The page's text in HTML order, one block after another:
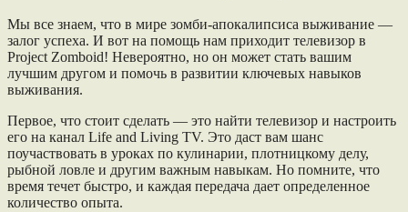
Мы все знаем, что в мире зомби-апокалипсиса выживание —
залог успеха. И вот на помощь нам приходит телевизор в
Project Zomboid! Невероятно, но он может стать вашим
лучшим другом и помочь в развитии ключевых навыков
выживания.
Первое, что стоит сделать — это найти телевизор и настроить
его на канал Life and Living TV. Это даст вам шанс
поучаствовать в уроках по кулинарии, плотницкому делу,
рыбной ловле и другим важным навыкам. Но помните, что
время течет быстро, и каждая передача дает определенное
количество опыта.